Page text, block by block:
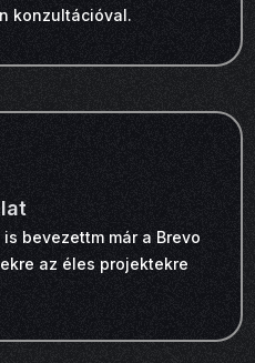
konzultációval.
bevezettm már a Brevo
az éles projektekre